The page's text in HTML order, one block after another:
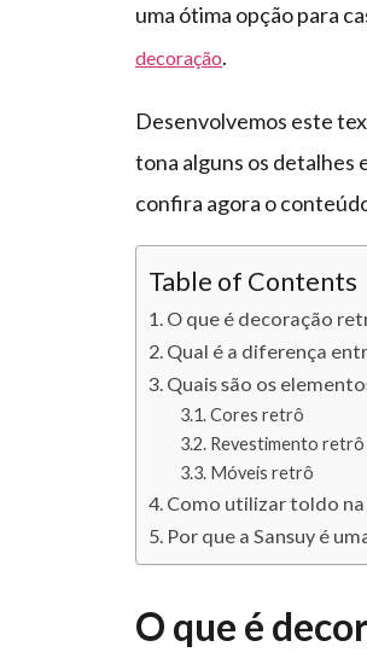
uma ótima opção para
decoração.
Desenvolvemos este
tona alguns os detalhes
confira agora o
Table of Contents
O que é decoração
Qual é a diferença
Quais são os
Cores retrô
Revestimento retrô
Móveis retrô
Como utilizar toldo
Por que a Sansuy é
O que é